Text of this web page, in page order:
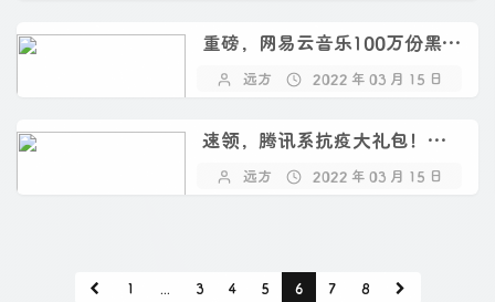
重磅，网易云音乐100万份黑胶会员月卡！（已结束）
远方 2022 年 03 月 15 日
速领，腾讯系抗疫大礼包！（已结束）
远方 2022 年 03 月 15 日
1 3 4 5 6 7 8